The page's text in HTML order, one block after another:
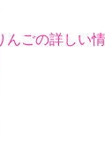
んごの詳しい